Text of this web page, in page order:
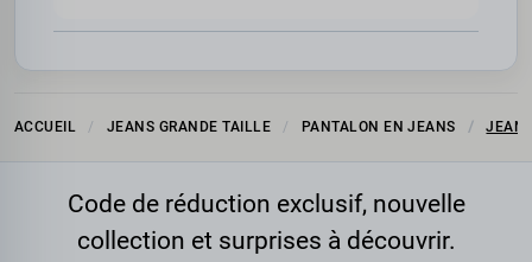
ACCUEIL JEANS GRANDE TAILLE PANTALON EN JEANS
Code de réduction exclusif, nouvelle
collection et surprises à découvrir.